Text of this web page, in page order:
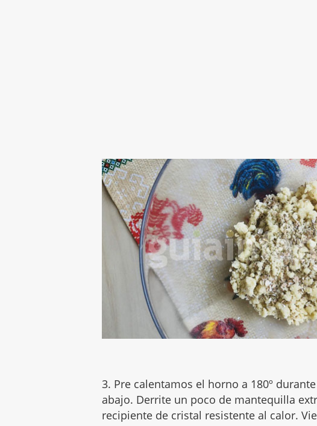
3. Pre calentamos el horno a 180º
abajo. Derrite un poco de mantequilla
recipiente de cristal resistente al calor.